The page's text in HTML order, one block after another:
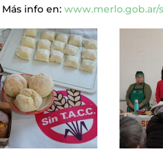
Más info en: www.merlo.gob.ar/